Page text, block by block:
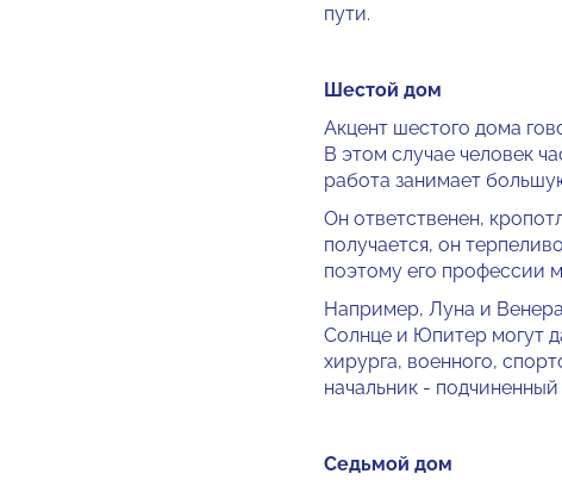
пути.
Шестой дом
Акцент шестого дома
В этом случае человек
работа зани­мает
Он ответственен,
получается, он
поэтому его профессии
Например, Луна и
Солнце и Юпитер мо­гут
хирурга, военного,
начальник -
Седьмой дом